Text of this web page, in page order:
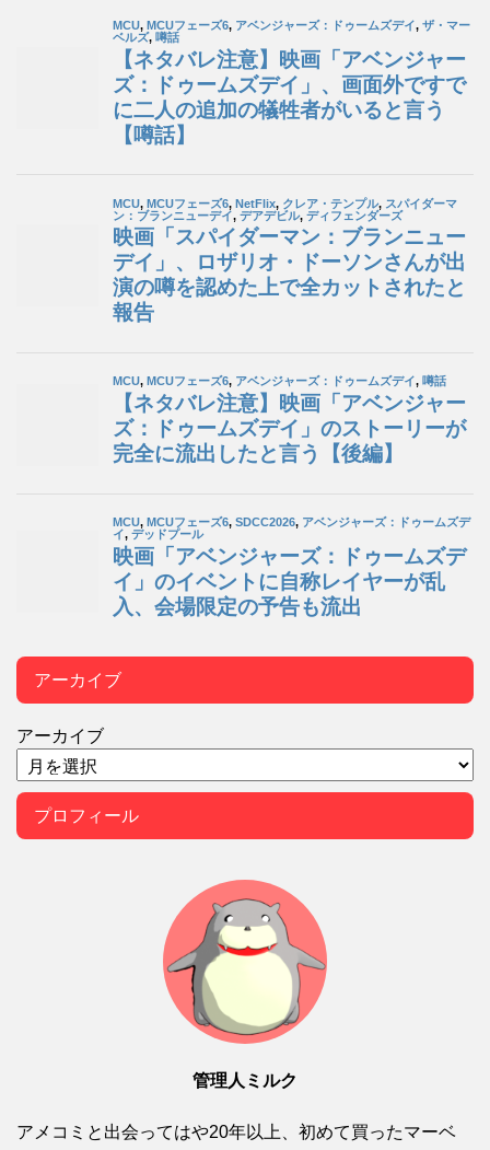
アーカイブ
アーカイブ
プロフィール
管理人ミルク
アメコミと出会ってはや20年以上、初めて買ったマーベ